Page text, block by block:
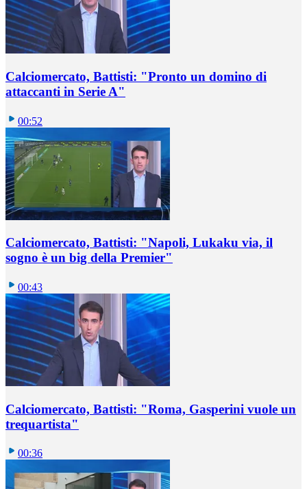
Calciomercato, Battisti: "Pronto un domino di
attaccanti in Serie A"
00:52
Calciomercato, Battisti: "Napoli, Lukaku via, il
sogno è un big della Premier"
00:43
Calciomercato, Battisti: "Roma, Gasperini vuole un
trequartista"
00:36